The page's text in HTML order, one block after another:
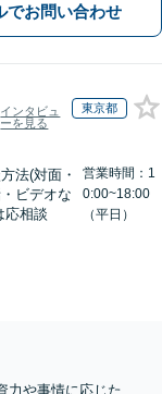
でお問い合わせ
インタビュ
ーを見る
東京都
法(対面・
ビデオな
応相談
営業時間：1
0:00~18:00
（平日）
力や事情に応じた